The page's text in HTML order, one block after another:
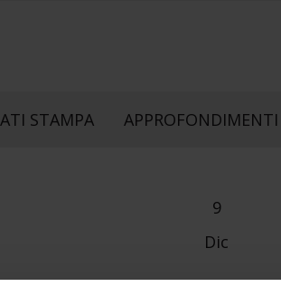
STAMPA APPROFONDIMENTI
9
Dic